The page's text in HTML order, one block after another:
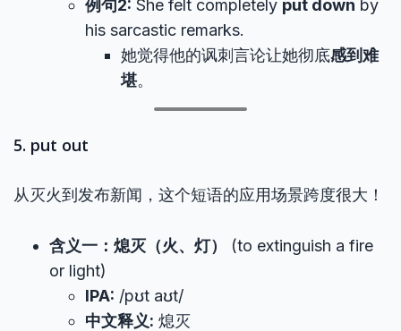
例句2: She felt completely put down by
his sarcastic remarks.
她觉得他的讽刺言论让她彻底感到难
堪。
5. put out
从灭火到发布新闻，这个短语的应用场景跨度很大！
含义一：熄灭（火、灯）
(to extinguish a fire
or light)
IPA: /pʊt aʊt/
中文释义: 熄灭